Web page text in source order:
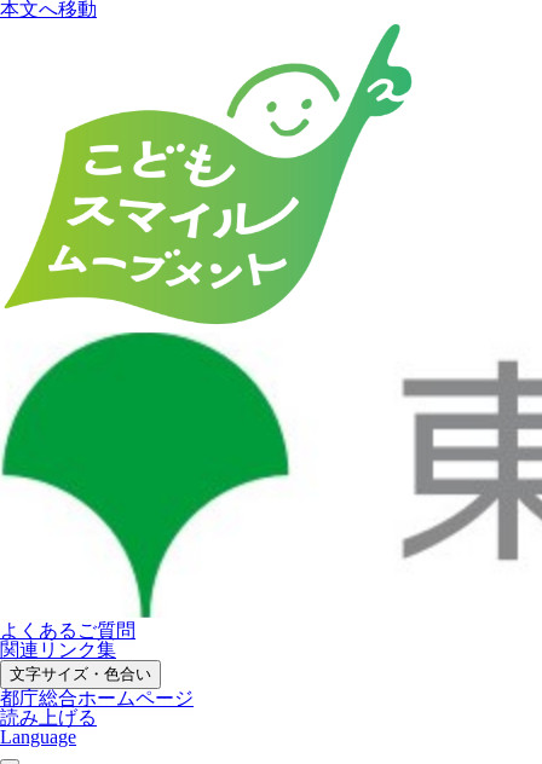
本文へ移動
よくあるご質問
関連リンク集
文字サイズ・色合い
都庁総合ホームページ
読み上げる
Language